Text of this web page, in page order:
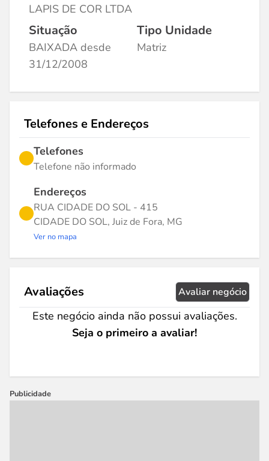
LAPIS DE COR LTDA
Situação
BAIXADA desde
31/12/2008
Tipo Unidade
Matriz
Telefones e Endereços
Telefones
Telefone não informado
Endereços
RUA CIDADE DO SOL - 415
CIDADE DO SOL, Juiz de Fora, MG
Ver no mapa
Avaliações Avaliar negócio
Este negócio ainda não possui avaliações.
Seja o primeiro a avaliar!
Publicidade